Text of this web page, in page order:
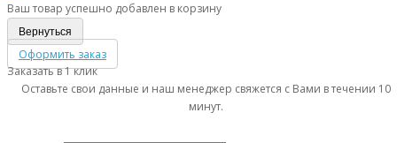
Ваш товар успешно добавлен в корзину
Вернуться
Оформить заказ
Заказать в 1 клик
Оставьте свои данные и наш менеджер свяжется с Вами в течении 10
минут.